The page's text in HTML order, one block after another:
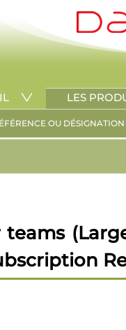
LES
OU DÉSIGNATION